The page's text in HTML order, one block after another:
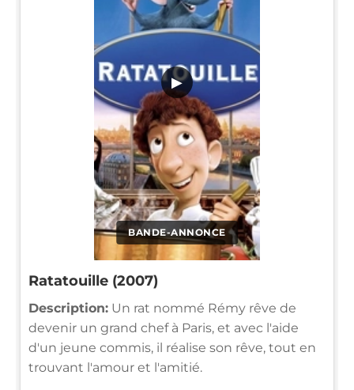
BANDE-ANNONCE
▶
Ratatouille (2007)
Description: Un rat nommé Rémy rêve de
devenir un grand chef à Paris, et avec l'aide
d'un jeune commis, il réalise son rêve, tout en
trouvant l'amour et l'amitié.